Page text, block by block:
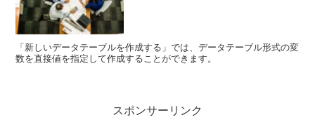
「新しいデータテーブルを作成する」では、データテーブル形式の変
数を直接値を指定して作成することができます。
スポンサーリンク